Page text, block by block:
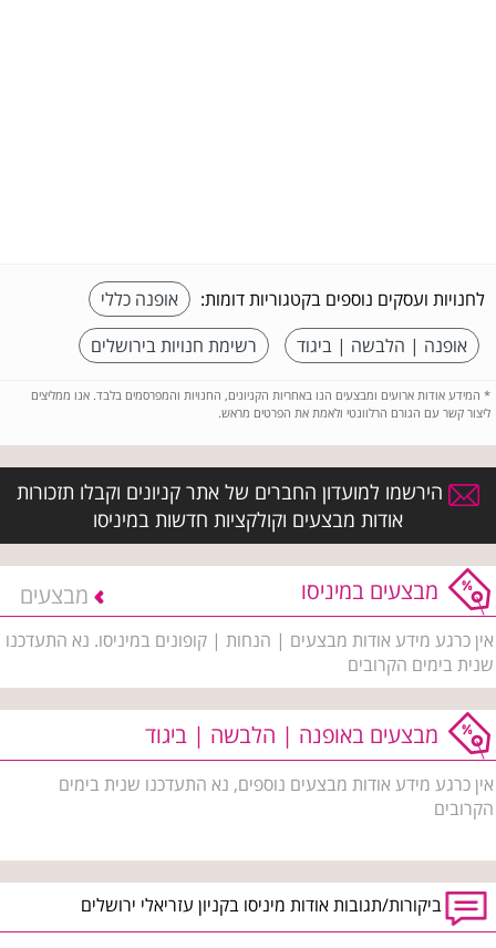
לחנויות ועסקים נוספים בקטגוריות דומות:
אופנה כללי
אופנה | הלבשה | ביגוד
רשימת חנויות בירושלים
* המידע אודות ארועים ומבצעים הנו באחריות הקניונים, החנויות והמפרסמים בלבד. אנו ממליצים
ליצור קשר עם הגורם הרלוונטי ולאמת את הפרטים מראש.
הירשמו למועדון החברים של אתר קניונים וקבלו תזכורות
אודות מבצעים וקולקציות חדשות במיניסו
מבצעים במיניסו מבצעים
אין כרגע מידע אודות מבצעים | הנחות | קופונים במיניסו. נא התעדכנו
שנית בימים הקרובים
מבצעים באופנה | הלבשה | ביגוד
אין כרגע מידע אודות מבצעים נוספים, נא התעדכנו שנית בימים
הקרובים
ביקורות/תגובות אודות מיניסו בקניון עזריאלי ירושלים